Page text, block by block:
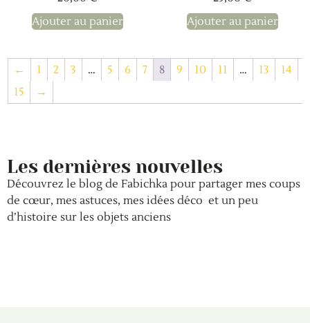
Ajouter au panier
Ajouter au panier
← 1 2 3 … 5 6 7 8 9 10 11 … 13
14
15
→
Les dernières nouvelles
Découvrez le blog de Fabichka pour partager mes coups
de cœur, mes astuces, mes idées déco et un peu
d’histoire sur les objets anciens